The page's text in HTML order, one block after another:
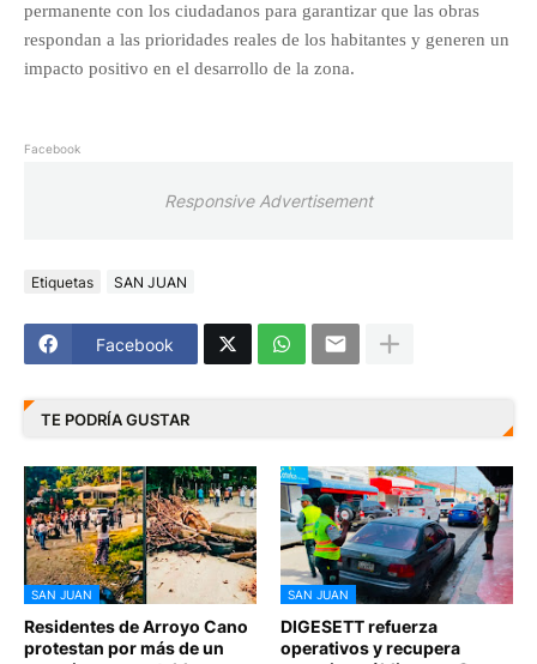
permanente con los ciudadanos para garantizar que las obras
respondan a las prioridades reales de los habitantes y generen un
impacto positivo en el desarrollo de la zona.
Facebook
Responsive Advertisement
Etiquetas SAN JUAN
Facebook
TE PODRÍA GUSTAR
SAN JUAN
Residentes de Arroyo Cano
protestan por más de un
SAN JUAN
DIGESETT refuerza
operativos y recupera